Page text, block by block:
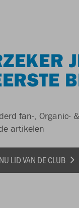
fan-, Organic-
artikelen
LID VAN DE CLUB